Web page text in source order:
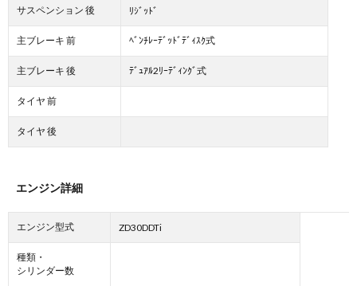
サスペンション 後 ﾘｼﾞｯﾄﾞ
主ブレーキ 前 ﾍﾞﾝﾁﾚｰﾃﾞｯﾄﾞﾃﾞｨｽｸ式
主ブレーキ 後 ﾃﾞｭｱﾙ2ﾘｰﾃﾞｨﾝｸﾞ式
タイヤ 前
タイヤ 後
エンジン詳細
エンジン型式 ZD30DDTi
種類・
シリンダー数